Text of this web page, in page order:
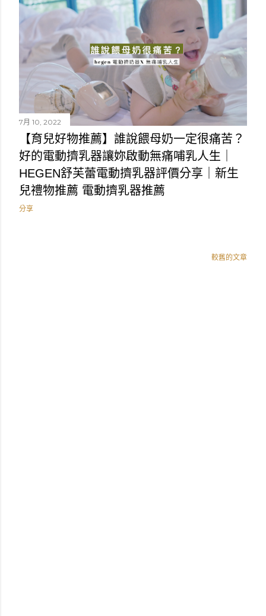
7月 10, 2022
【育兒好物推薦】誰說餵母奶一定很痛苦？
好的電動擠乳器讓妳啟動無痛哺乳人生｜
HEGEN舒芙蕾電動擠乳器評價分享｜新生
兒禮物推薦 電動擠乳器推薦
分享
較舊的文章